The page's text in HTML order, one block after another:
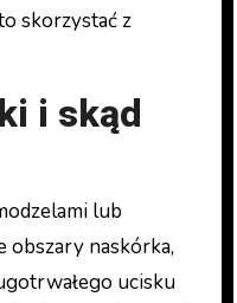
skorzystać z
i skąd
lub
obszary naskórka,
ucisku